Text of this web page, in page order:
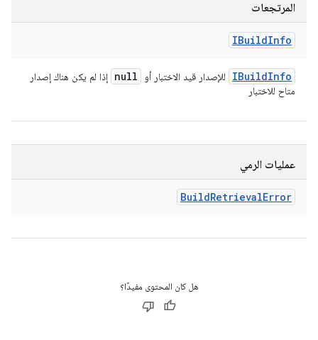
المرتجعات
IBuildInfo
IBuildInfo للإصدار قيد الاختبار أو null
إذا لم يكن هناك إصدار
متاح للاختبار
عمليات الرمي
BuildRetrievalError
هل كان المحتوى مفيدًا؟